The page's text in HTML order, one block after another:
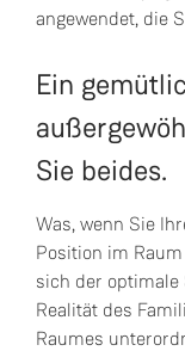
angewendet, die
Ein
Sie beides.
Was, wenn Sie
Position im
sich der
Realität des
Raumes